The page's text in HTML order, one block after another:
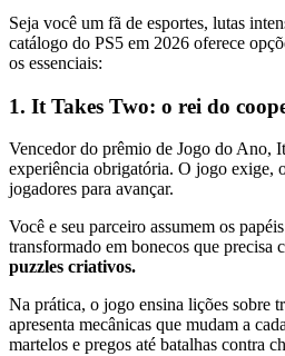
Seja você um fã de esportes, lutas
catálogo do PS5 em 2026 oferece
os essenciais:
1. It Takes Two: o rei do
Vencedor do prêmio de Jogo do Ano,
experiência obrigatória. O jogo exige,
jogadores para avançar.
Você e seu parceiro assumem os
transformado em bonecos que precisa
puzzles criativos.
Na prática, o jogo ensina lições sobre
apresenta mecânicas que mudam a
martelos e pregos até batalhas contra